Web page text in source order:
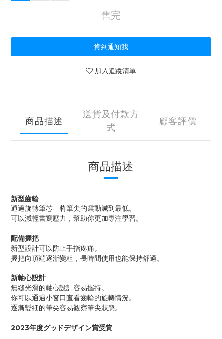
售完
貨到通知我
加入追蹤清單
商品描述
送貨及付款方
式
顧客評價
商品描述
新型齒輪
通過旋轉筆芯，將筆尖的震動減到最低。
可以減輕書寫壓力，幫助你更加專注學習。
配備握把
新型設計可以防止手指疼痛。
握把向頂端逐漸變粗，長時間使用也能保持舒適。
新軸心設計
無縫光滑的軸心設計容易握持。
你可以通過小窗口查看齒輪的旋轉情況。
逐漸變細的筆尖容易觀察筆尖狀態。
2023年度グッドデザイン賞受賞